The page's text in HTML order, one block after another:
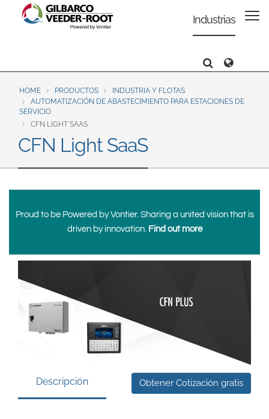
North America
United States
Español English
Português
English
Español
Europe & CIS
Dansk
Français
Italiano
Magyar
Română
Pусский
Asia Pacific
Industrias
Search
HOME PRODUCTOS
INDUSTRIA Y FLOTAS
AUTOMATIZACIÓN DE ABASTECIMIENTO PARA ESTACIONES DE
SERVICIO
CFN LIGHT SAAS
CFN Light SaaS
Proud to be Powered by Vontier. Sharing a united vision that is
driven by innovation. Find out more
Obtener Cotización gratis
Descripción